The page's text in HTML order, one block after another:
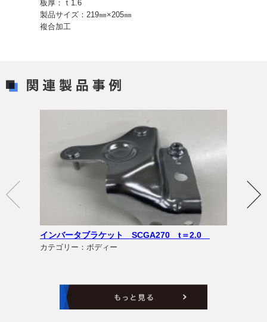
板厚：ｔ1.6
製品サイズ：219㎜×205㎜
複合加工
インバータブラケット SCGA270 t＝2.0
カテゴリー：ボディー